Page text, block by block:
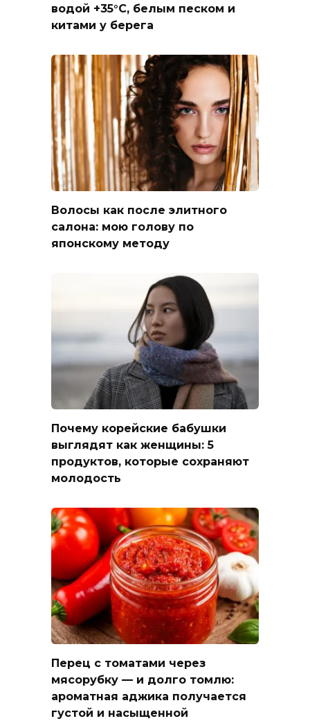
водой +35°C, белым песком и
китами у берега
Волосы как после элитного
салона: мою голову по
японскому методу
Почему корейские бабушки
выглядят как женщины: 5
продуктов, которые сохраняют
молодость
Перец с томатами через
мясорубку — и долго томлю:
ароматная аджика получается
густой и насыщенной